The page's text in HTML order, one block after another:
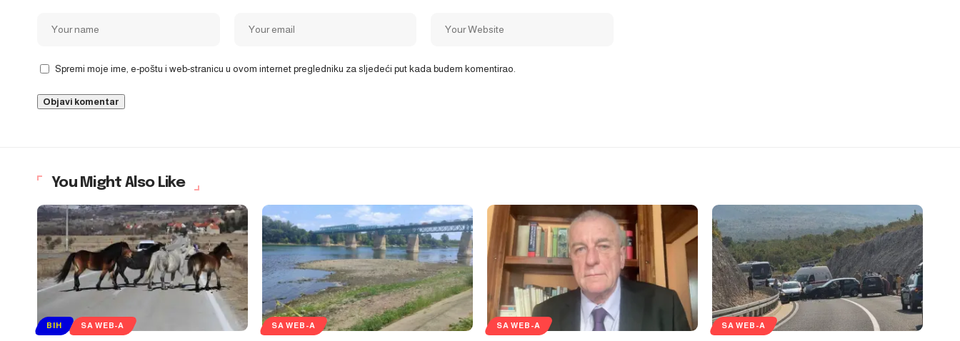
Spremi moje ime, e-poštu i web-stranicu u ovom internet pregledniku za sljedeći put kada budem komentirao.
You Might Also Like
BIH SA WEB-A SA WEB-A SA WEB-A SA WEB-A